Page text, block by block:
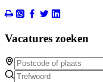
Vacatures zoeken